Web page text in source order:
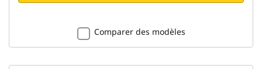
Comparer des modèles